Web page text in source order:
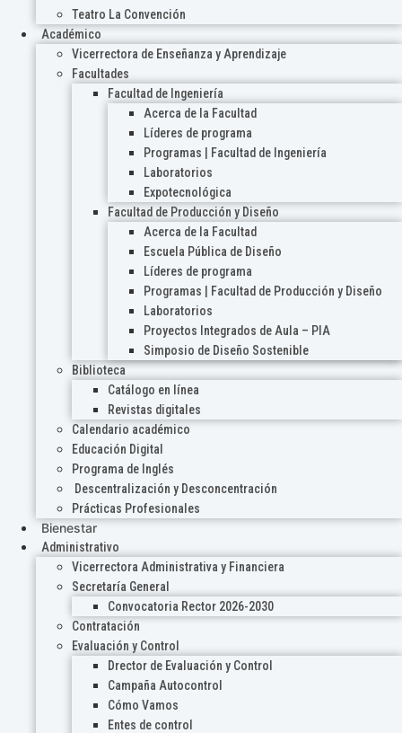
Teatro La Convención
Académico
Vicerrectora de Enseñanza y Aprendizaje
Facultades
Facultad de Ingeniería
Acerca de la Facultad
Líderes de programa
Programas | Facultad de Ingeniería
Laboratorios
Expotecnológica
Facultad de Producción y Diseño
Acerca de la Facultad
Escuela Pública de Diseño
Líderes de programa
Programas | Facultad de Producción y Diseño
Laboratorios
Proyectos Integrados de Aula – PIA
Simposio de Diseño Sostenible
Biblioteca
Catálogo en línea
Revistas digitales
Calendario académico
Educación Digital
Programa de Inglés
Descentralización y Desconcentración
Prácticas Profesionales
Bienestar
Administrativo
Vicerrectora Administrativa y Financiera
Secretaría General
Convocatoria Rector 2026-2030
Contratación
Evaluación y Control
Drector de Evaluación y Control
Campaña Autocontrol
Cómo Vamos
Entes de control